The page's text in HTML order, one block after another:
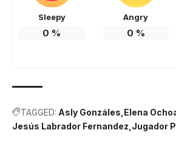
Sleepy
0 %
Angry
0 %
TAGGED: Asly Gonzáles Elena
Jesús Labrador Fernandez Jugador